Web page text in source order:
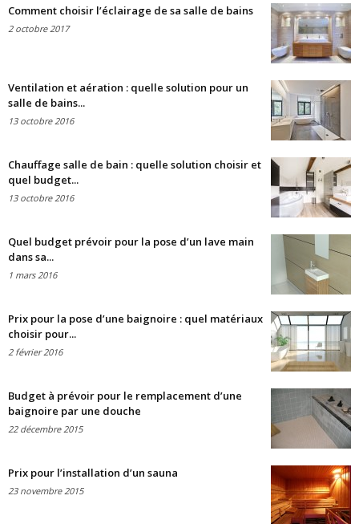
Comment choisir l’éclairage de sa salle de bains
2 octobre 2017
Ventilation et aération : quelle solution pour un
salle de bains...
13 octobre 2016
Chauffage salle de bain : quelle solution choisir et
quel budget...
13 octobre 2016
Quel budget prévoir pour la pose d’un lave main
dans sa...
1 mars 2016
Prix pour la pose d’une baignoire : quel matériaux
choisir pour...
2 février 2016
Budget à prévoir pour le remplacement d’une
baignoire par une douche
22 décembre 2015
Prix pour l’installation d’un sauna
23 novembre 2015